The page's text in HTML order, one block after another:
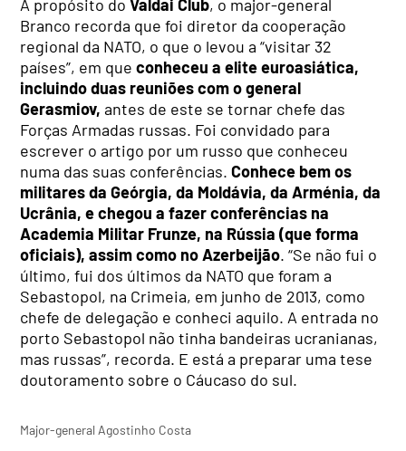
A propósito doValdai Club, o major-general
Branco recorda que foi diretor da cooperação
regional da NATO, o que o levou a “visitar 32
países”, em queconheceu a elite euroasiática,
incluindo duas reuniões com o general
Gerasmiov,antes de este se tornar chefe das
Forças Armadas russas. Foi convidado para
escrever o artigo por um russo que conheceu
numa das suas conferências.Conhece bem os
militares da Geórgia, da Moldávia, da Arménia, da
Ucrânia, e chegou a fazer conferências na
Academia Militar Frunze, na Rússia (que forma
oficiais), assim como no Azerbeijão. “Se não fui o
último, fui dos últimos da NATO que foram a
Sebastopol, na Crimeia, em junho de 2013, como
chefe de delegação e conheci aquilo. A entrada no
porto Sebastopol não tinha bandeiras ucranianas,
mas russas”, recorda. E está a preparar uma tese
doutoramento sobre o Cáucaso do sul.
Major-general Agostinho Costa